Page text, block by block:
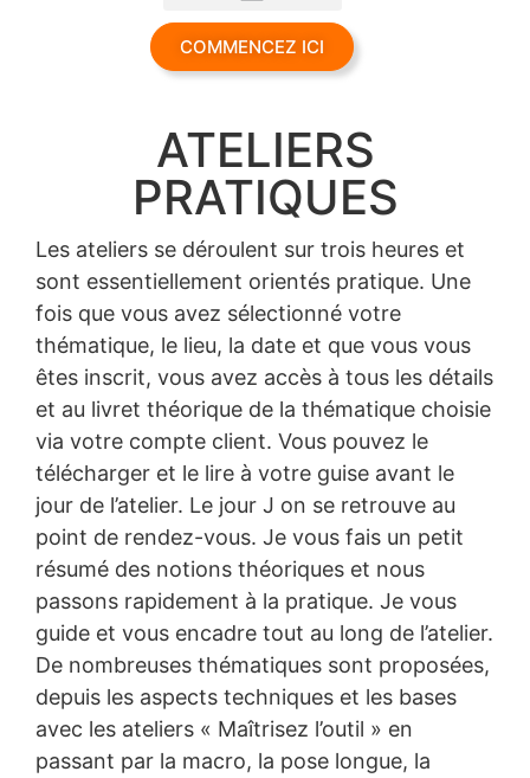
COMMENCEZ ICI
ATELIERS
PRATIQUES
Les ateliers se déroulent sur trois heures et
sont essentiellement orientés pratique. Une
fois que vous avez sélectionné votre
thématique, le lieu, la date et que vous vous
êtes inscrit, vous avez accès à tous les détails
et au livret théorique de la thématique choisie
via votre compte client. Vous pouvez le
télécharger et le lire à votre guise avant le
jour de l’atelier. Le jour J on se retrouve au
point de rendez-vous. Je vous fais un petit
résumé des notions théoriques et nous
passons rapidement à la pratique. Je vous
guide et vous encadre tout au long de l’atelier.
De nombreuses thématiques sont proposées,
depuis les aspects techniques et les bases
avec les ateliers « Maîtrisez l’outil » en
passant par la macro, la pose longue, la